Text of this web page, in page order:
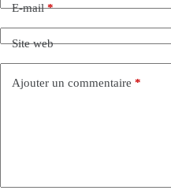
E-mail*
Site web
Ajouter un commentaire *